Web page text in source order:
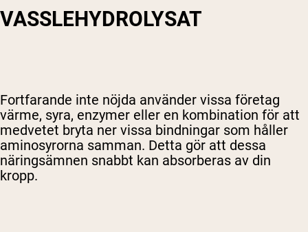
VASSLEHYDROLYSAT
Fortfarande inte nöjda använder vissa företag
värme, syra, enzymer eller en kombination för att
medvetet bryta ner vissa bindningar som håller
aminosyrorna samman. Detta gör att dessa
näringsämnen snabbt kan absorberas av din
kropp.
Shipping Country: Language: